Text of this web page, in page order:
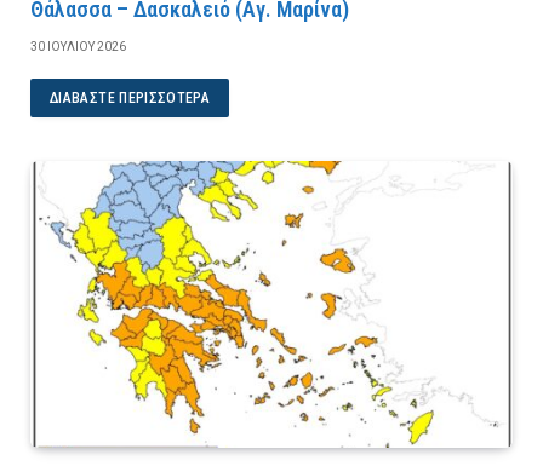
Θάλασσα – Δασκαλειό (Αγ. Μαρίνα)
30 ΙΟΥΛΊΟΥ 2026
ΔΙΑΒΆΣΤΕ ΠΕΡΙΣΣΌΤΕΡΑ